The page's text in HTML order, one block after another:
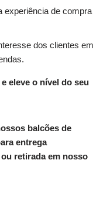
experiência de compra
dos clientes em
eleve o nível do seu
balcões de
entrega
retirada em nosso